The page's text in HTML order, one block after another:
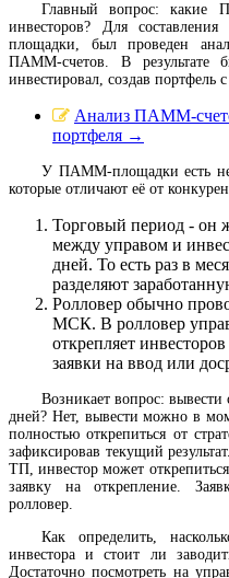
Главный вопрос: какие
инвесторов? Для
площадки, был проведен
ПАММ-счетов. В результате
инвестировал, создав портфель
Анализ ПАММ-
портфеля →
У ПАММ-площадки есть
которые отличают её от
Торговый период - он
между управом и
дней. То есть раз в
разделяют
Ролловер обычно
МСК. В ролловер
открепляет
заявки на ввод или
Возникает вопрос:
дней? Нет, вывести можно в
полностью открепиться от
зафиксировав текущий
ТП, инвестор может
заявку на открепление.
ролловер.
Как определить,
инвестора и стоит ли
Достаточно посмотреть на